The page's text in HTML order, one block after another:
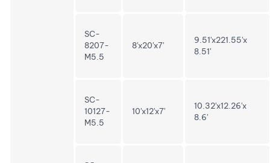
SC-
8207-
M5.5
8'x20'x7'
9.51'x221.55'x
8.51'
SC-
10127-
M5.5
10'x12'x7'
10.32'x12.26'x
8.6'